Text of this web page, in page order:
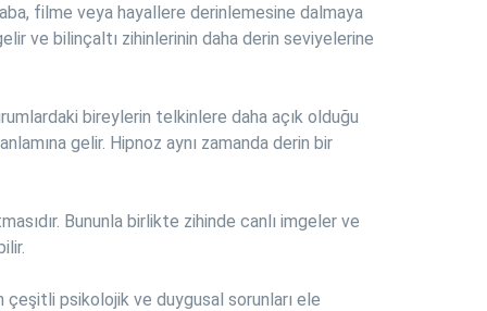
filme veya hayallere derinlemesine dalmaya
ve bilinçaltı zihinlerinin daha derin seviyelerine
bireylerin telkinlere daha açık olduğu
gelir. Hipnoz aynı zamanda derin bir
Bununla birlikte zihinde canlı imgeler ve
çeşitli psikolojik ve duygusal sorunları ele